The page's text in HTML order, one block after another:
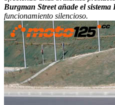
Burgman Street añade el
funcionamiento silencioso.